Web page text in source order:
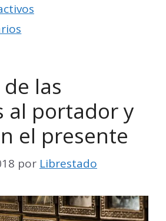
las
al portador y
el presente
por Librestado